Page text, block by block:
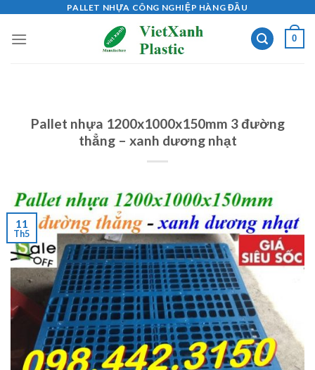
content
PALLET NHỰA CÔNG NGHIỆP HÀNG ĐẦU
0
Pallet nhựa 1200x1000x150mm 3 đường
thẳng – xanh dương nhạt
11
Th5